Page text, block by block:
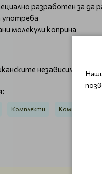
разработен за
употреба
молекули коприна
независими
Комплекти Комплекти за